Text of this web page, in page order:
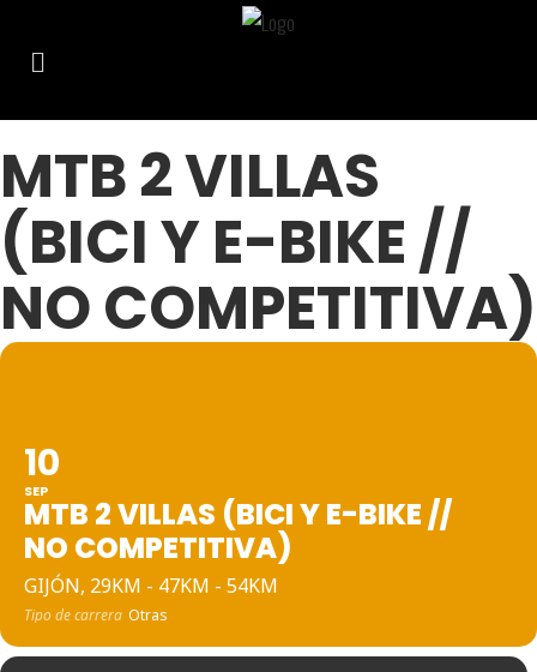
MTB 2 VILLAS
(BICI Y E-BIKE //
NO COMPETITIVA)
10
SEP
MTB 2 VILLAS (BICI Y E-BIKE //
NO COMPETITIVA)
GIJÓN, 29KM - 47KM - 54KM
Tipo de carrera Otras